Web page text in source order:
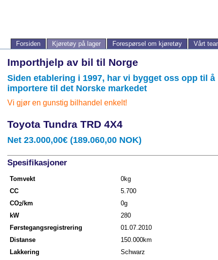
Forsiden Kjøretøy på lager Forespørsel om kjøretøy Vårt
Importhjelp av bil til Norge
Siden etablering i 1997, har vi bygget oss opp til
importere til det Norske markedet
Vi gjør en gunstig bilhandel enkelt!
Toyota Tundra TRD 4X4
Net 23.000,00€ (189.060,00 NOK)
Spesifikasjoner
Tomvekt
0kg
CC
5.700
CO2/km
0g
kW
280
Førstegangsregistrering
01.07.2010
Distanse
150.000km
Lakkering
Schwarz